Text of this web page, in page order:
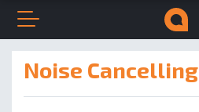
Открыть меню
Поиск по сайту
Всплывающее меню
Навигация по сайту
Закрыть меню
Noise Сancelling